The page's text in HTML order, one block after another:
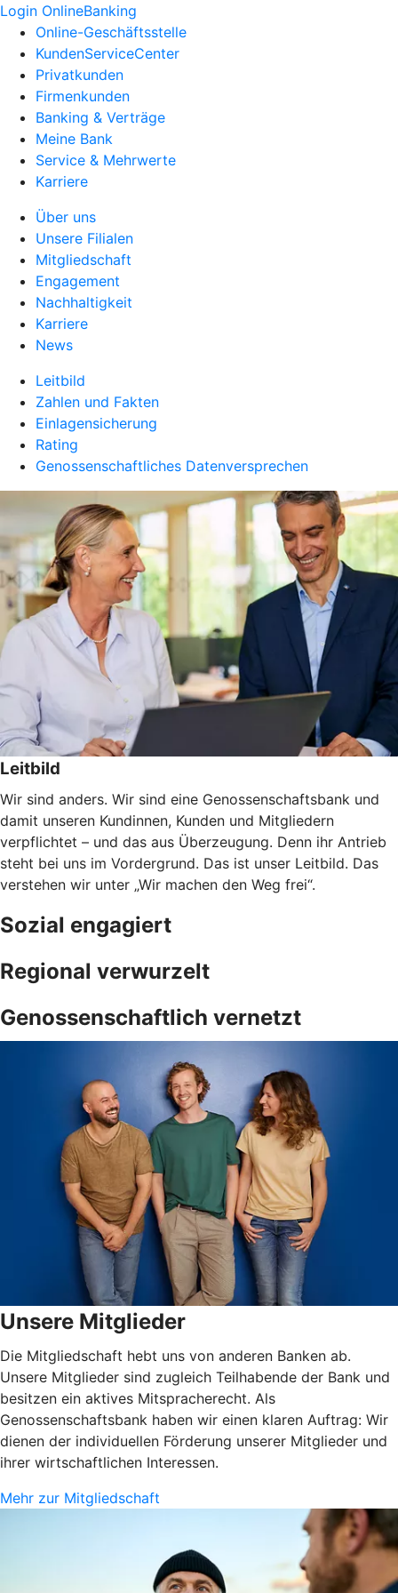
Login OnlineBanking
Online-Geschäftsstelle
KundenServiceCenter
Privatkunden
Firmenkunden
Banking & Verträge
Meine Bank
Service & Mehrwerte
Karriere
Über uns
Unsere Filialen
Mitgliedschaft
Engagement
Nachhaltigkeit
Karriere
News
Leitbild
Zahlen und Fakten
Einlagensicherung
Rating
Genossenschaftliches Datenversprechen
Leitbild
Wir sind anders. Wir sind eine Genossenschaftsbank und
damit unseren Kundinnen, Kunden und Mitgliedern
verpflichtet – und das aus Überzeugung. Denn ihr Antrieb
steht bei uns im Vordergrund. Das ist unser Leitbild. Das
verstehen wir unter „Wir machen den Weg frei“.
Sozial engagiert
Regional verwurzelt
Genossenschaftlich vernetzt
Unsere Mitglieder
Die Mitgliedschaft hebt uns von anderen Banken ab.
Unsere Mitglieder sind zugleich Teilhabende der Bank und
besitzen ein aktives Mitspracherecht. Als
Genossenschaftsbank haben wir einen klaren Auftrag: Wir
dienen der individuellen Förderung unserer Mitglieder und
ihrer wirtschaftlichen Interessen.
Mehr zur Mitgliedschaft